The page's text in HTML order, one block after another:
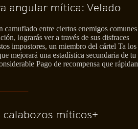
angular mítica: Velado
entre ciertos enemigos
lograrás ver a través de sus disfraces
impostores, un miembro del cártel Ta los
mejorará una estadística secundaria de tu
Pago de recompensa que
calabozos míticos+